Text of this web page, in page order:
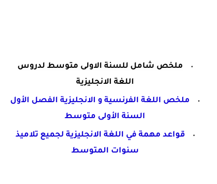
ملخص شامل للسنة الاولى متوسط لدروس
اللغة الانجليزية
ملخص اللغة الفرنسية و الانجليزية الفصل الأول
السنة الأولى متوسط
قواعد مهمة في اللغة الانجليزية لجميع تلاميذ
سنوات المتوسط